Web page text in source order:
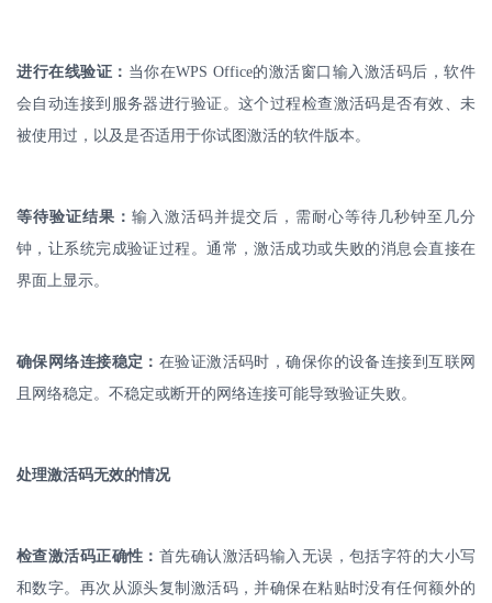
进行在线验证： 当你在WPS Office的激活窗口输入激活码后，软件
会自动连接到服务器进行验证。这个过程检查激活码是否有效、未
被使用过，以及是否适用于你试图激活的软件版本。
等待验证结果： 输入激活码并提交后，需耐心等待几秒钟至几分
钟，让系统完成验证过程。通常，激活成功或失败的消息会直接在
界面上显示。
确保网络连接稳定： 在验证激活码时，确保你的设备连接到互联网
且网络稳定。不稳定或断开的网络连接可能导致验证失败。
处理激活码无效的情况
检查激活码正确性： 首先确认激活码输入无误，包括字符的大小写
和数字。再次从源头复制激活码，并确保在粘贴时没有任何额外的